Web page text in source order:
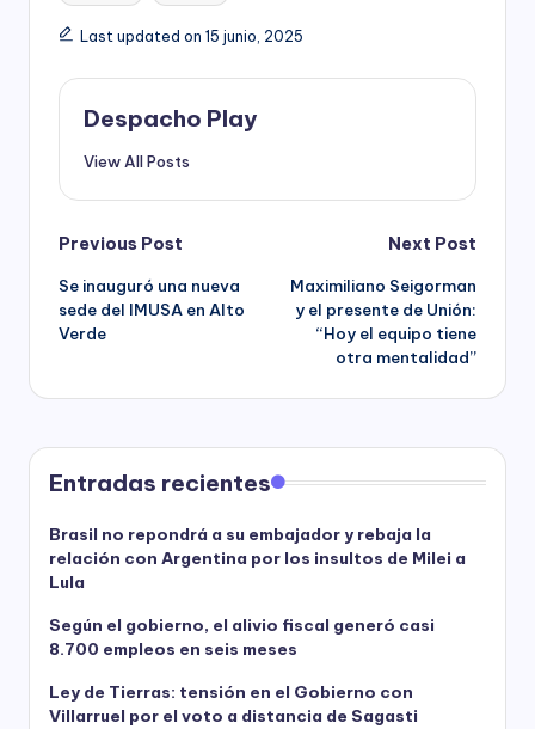
Last updated on 15 junio, 2025
Despacho Play
View All Posts
Post
navigation
Previous Post
Se inauguró una nueva
sede del IMUSA en Alto
Verde
Next Post
Maximiliano Seigorman
y el presente de Unión:
“Hoy el equipo tiene
otra mentalidad”
Entradas recientes
Brasil no repondrá a su embajador y rebaja la
relación con Argentina por los insultos de Milei a
Lula
Según el gobierno, el alivio fiscal generó casi
8.700 empleos en seis meses
Ley de Tierras: tensión en el Gobierno con
Villarruel por el voto a distancia de Sagasti